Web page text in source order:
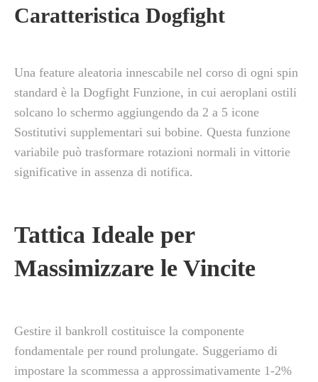
Caratteristica Dogfight
Una feature aleatoria innescabile nel corso di ogni spin
standard è la Dogfight Funzione, in cui aeroplani ostili
solcano lo schermo aggiungendo da 2 a 5 icone
Sostitutivi supplementari sui bobine. Questa funzione
variabile può trasformare rotazioni normali in vittorie
significative in assenza di notifica.
Tattica Ideale per
Massimizzare le Vincite
Gestire il bankroll costituisce la componente
fondamentale per round prolungate. Suggeriamo di
impostare la scommessa a approssimativamente 1-2%